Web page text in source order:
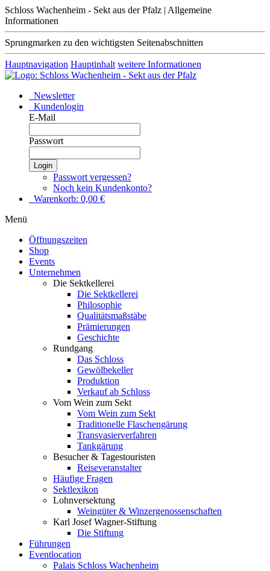
Schloss Wachenheim - Sekt aus der Pfalz | Allgemeine
Informationen
Sprungmarken zu den wichtigsten Seitenabschnitten
Hauptnavigation Hauptinhalt weitere Informationen
Newsletter
Kundenlogin
E-Mail
Passwort
Login
Passwort vergessen?
Noch kein Kundenkonto?
Warenkorb: 0,00 €
Menü
Öffnungszeiten
Shop
Events
Unternehmen
Die Sektkellerei
Die Sektkellerei
Philosophie
Qualitätsmaßstäbe
Prämierungen
Geschichte
Rundgang
Das Schloss
Gewölbekeller
Produktion
Verkauf ab Schloss
Vom Wein zum Sekt
Vom Wein zum Sekt
Traditionelle Flaschengärung
Transvasierverfahren
Tankgärung
Besucher & Tagestouristen
Reiseveranstalter
Häufige Fragen
Sektlexikon
Lohnversektung
Weingüter & Winzergenossenschaften
Karl Josef Wagner-Stiftung
Die Stiftung
Führungen
Eventlocation
Palais Schloss Wachenheim